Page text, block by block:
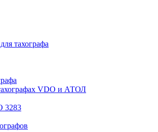
тахографа
VDO и АТОЛ
3283